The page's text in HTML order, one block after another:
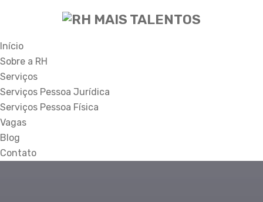
Início
Sobre a RH
Serviços
Serviços Pessoa Jurídica
Serviços Pessoa Física
Vagas
Blog
Contato